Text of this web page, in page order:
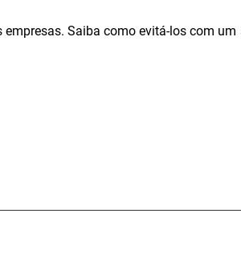
Saiba como evitá-los com um